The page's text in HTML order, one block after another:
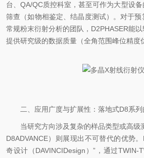
台、QA/QC质控科室，甚至可作为大型设
筛查（如物相鉴定、结晶度测试）。对于
常规粉末衍射分析的团队，D2PHASER能以
提供研究级的数据质量（全角范围峰位精度
二、应用广度与扩展性：落地式D8系列
当研究方向涉及复杂的样品类型或高级
D8ADVANCE）则展现出不可替代的优势
奇设计（DAVINCIDesign）”，通过TWIN-